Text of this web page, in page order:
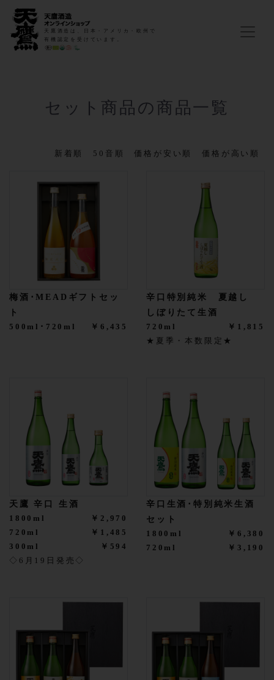
天鷹酒造は、日本・アメリカ・欧州で
有機認定を受けています。
セット商品の商品一覧
新着順 50音順 価格が安い順 価格が高い順
梅酒･MEADギフトセッ
ト
500ml･720ml ￥6,435
辛口特別純米 夏越し
しぼりたて生酒
720ml
￥1,815
★夏季・本数限定★
天鷹 辛口 生酒
1800ml
￥2,970
720ml
￥1,485
300ml
￥594
◇6月19日発売◇
辛口生酒･特別純米生酒
セット
1800ml
￥6,380
720ml
￥3,190